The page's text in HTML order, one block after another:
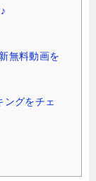
無料動画を
グをチェ